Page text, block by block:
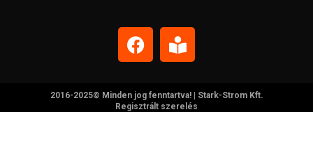
2016-2025© Minden jog fenntartva! | Stark-Strom Kft.
Regisztrált szerelés